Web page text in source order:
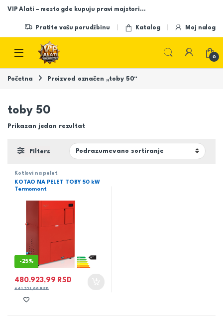
Skip to navigation
Skip to content
VIP Alati – mesto gde kupuju pravi majstori…
Pratite vašu porudžbinu Katalog Moj nalog
Open
0
Početna Proizvod označen „toby 50“
toby 50
Prikazan jedan rezultat
Filters
Kotlovi na pelet
KOTAO NA PELET TOBY 50 kW
Termomont
-25%
480.923,99 RSD
641.231,99RSD